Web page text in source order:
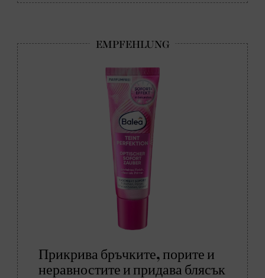
Прикрива бръчките, порите и
неравностите и придава блясък